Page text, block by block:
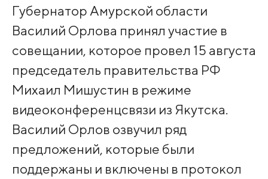
Губернатор Амурской области
Василий Орл­ова принял участие в
совещании, которое провел 15 августа
предс­едатель правительства РФ
Михаил Мишустин в режиме
видеоконфере­нцсвязи из Якутска.
Василий Орлов озвучил ряд
предложений, которые были
поддержа­ны и включены в прот­окол